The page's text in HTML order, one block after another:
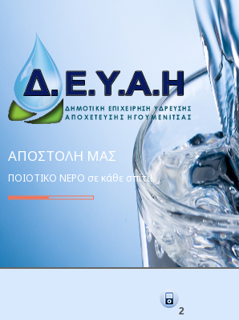
ΑΠΟΣΤΟΛΉ ΜΑΣ
ΠΟΙΟΤΙΚΟ ΝΕΡΟ σε κάθε σπίτι!
2